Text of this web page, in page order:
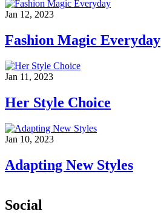
Jan 12, 2023
Fashion Magic Everyday
Jan 11, 2023
Her Style Choice
Jan 10, 2023
Adapting New Styles
Social